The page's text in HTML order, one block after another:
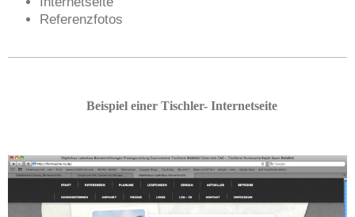
Referenzfotos
Beispiel einer Tischler- Internetseite